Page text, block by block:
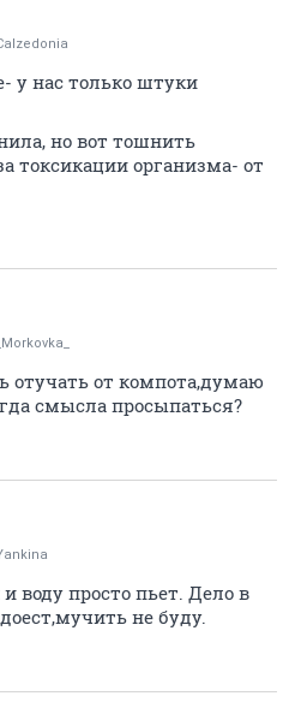
у нас только штуки
но вот тошнить
токсикации организма- от
_Morkovka_
отучать от компота,думаю
смысла просыпаться?
воду просто пьет. Дело в
не буду.